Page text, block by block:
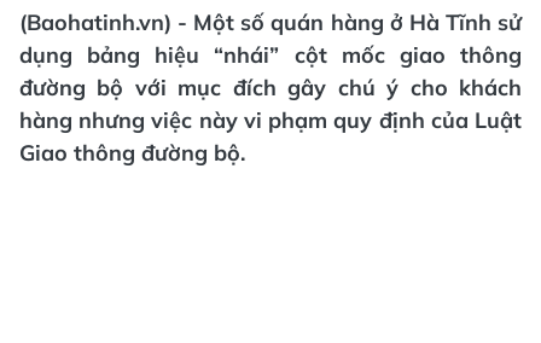
(Baohatinh.vn) - Một số quán hàng ở Hà Tĩnh sử
dụng bảng hiệu “nhái” cột mốc giao thông
đường bộ với mục đích gây chú ý cho khách
hàng nhưng việc này vi phạm quy định của Luật
Giao thông đường bộ.